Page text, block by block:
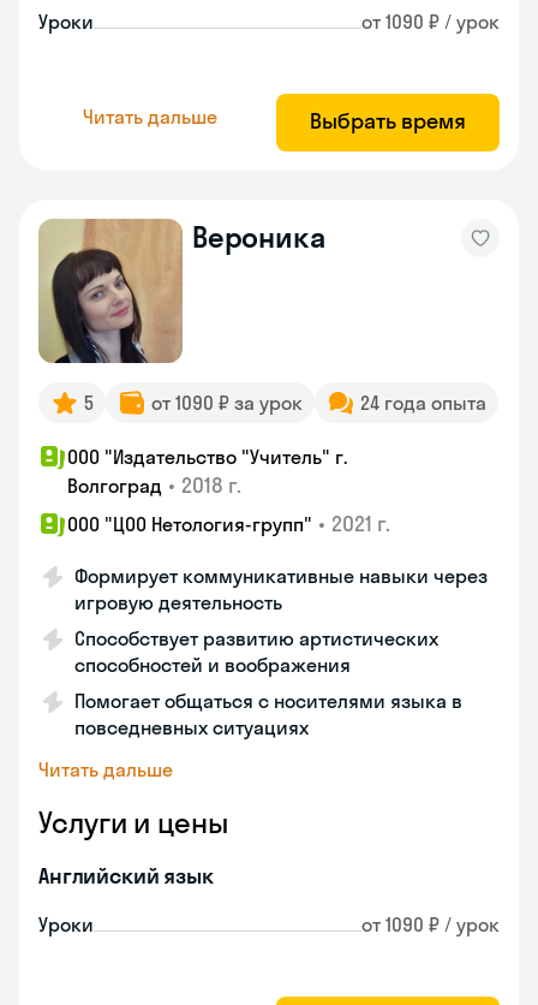
Уроки от 1090 ₽ / урок
Читать дальше Выбрать время
Вероника
5 от 1090 ₽ за урок 24 года опыта
ООО "Издательство "Учитель" г.
Волгоград • 2018 г.
ООО "ЦОО Нетология-групп" • 2021 г.
Формирует коммуникативные навыки через
игровую деятельность
Способствует развитию артистических
способностей и воображения
Помогает общаться с носителями языка в
повседневных ситуациях
Читать дальше
Услуги и цены
Английский язык
Уроки от 1090 ₽ / урок